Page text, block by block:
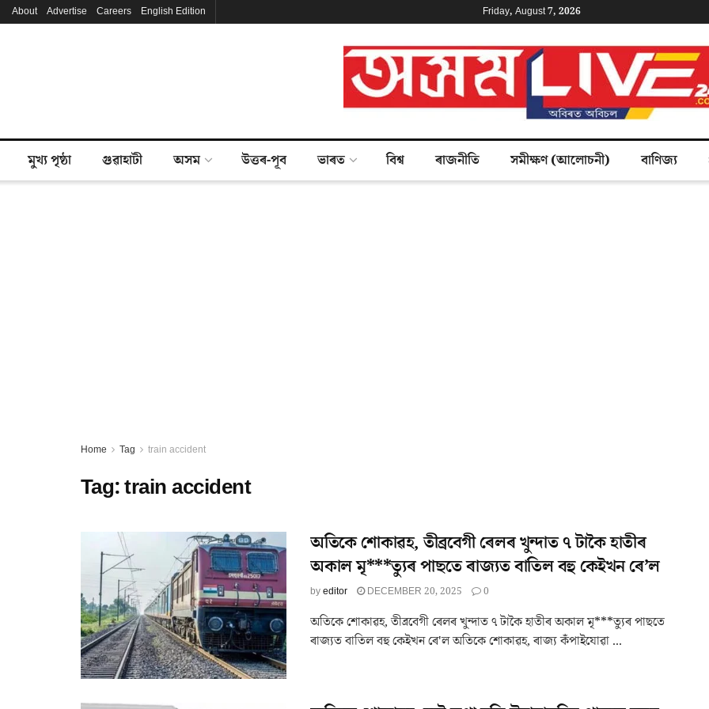
About Advertise Careers English Edition Friday, August 7, 2026
মুখ্য পৃষ্ঠা গুৱাহাটী অসম উত্তৰ-পূব ভাৰত বিশ্ব ৰাজনীতি সমীক্ষণ (আলোচনী) বাণিজ্য
Home Tag train accident
Tag:train accident
অতিকে শোকাৱহ, তীব্ৰবেগী ৰেলৰ খুন্দাত ৭ টাকৈ হাতীৰ
অকাল মৃ***ত্যুৰ পাছতে ৰাজ্যত বাতিল বহু কেইখন ৰে’ল
byeditor DECEMBER 20, 2025 0
অতিকে শোকাৱহ, তীব্ৰবেগী ৰেলৰ খুন্দাত ৭ টাকৈ হাতীৰ অকাল মৃ***ত্যুৰ পাছতে
ৰাজ্যত বাতিল বহু কেইখন ৰে'ল অতিকে শোকাৱহ, ৰাজ্য কঁপাইযোৱা ...